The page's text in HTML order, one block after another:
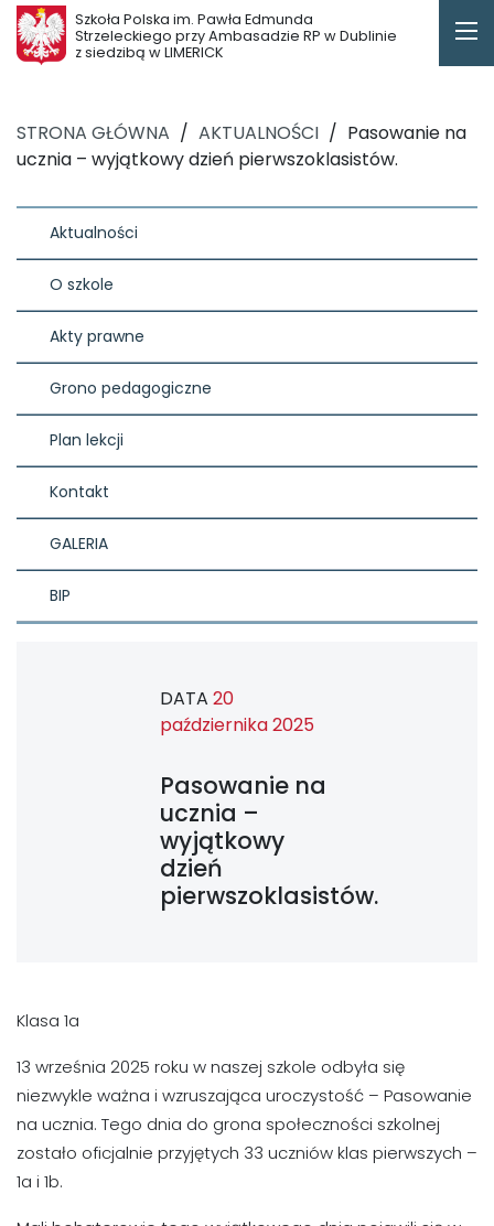
Szkoła Polska im. Pawła Edmunda
Strzeleckiego przy Ambasadzie RP w Dublinie
z siedzibą w LIMERICK
STRONA GŁÓWNA / AKTUALNOŚCI / Pasowanie na
ucznia – wyjątkowy dzień pierwszoklasistów.
Aktualności
O szkole
Akty prawne
Grono pedagogiczne
Plan lekcji
Kontakt
GALERIA
BIP
DATA 20
października 2025
Pasowanie na
ucznia –
wyjątkowy
dzień
pierwszoklasistów.
Klasa 1a
13 września 2025 roku w naszej szkole odbyła się
niezwykle ważna i wzruszająca uroczystość – Pasowanie
na ucznia. Tego dnia do grona społeczności szkolnej
zostało oficjalnie przyjętych 33 uczniów klas pierwszych –
1a i 1b.